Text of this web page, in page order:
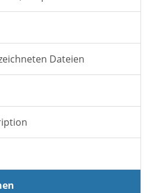
Dateien